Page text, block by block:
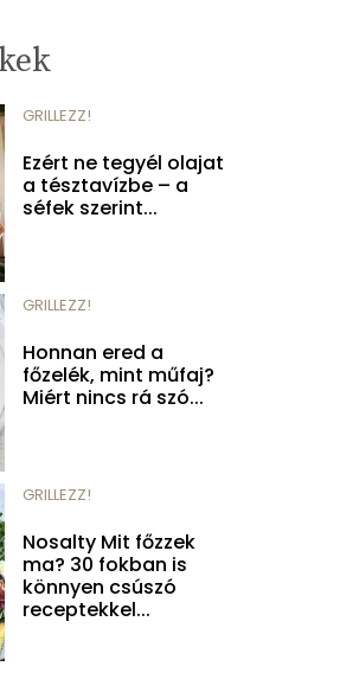
GRILLEZZ!
Ezért ne tegyél olajat
a tésztavízbe – a
séfek szerint...
GRILLEZZ!
Honnan ered a
főzelék, mint műfaj?
Miért nincs rá szó...
GRILLEZZ!
Nosalty Mit főzzek
ma? 30 fokban is
könnyen csúszó
receptekkel...